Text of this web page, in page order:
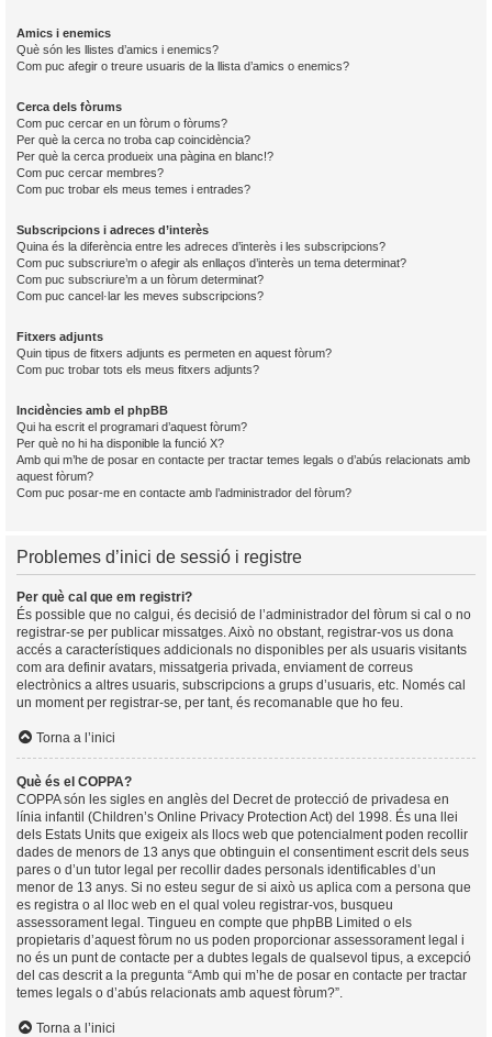
Amics i enemics
Què són les llistes d’amics i enemics?
Com puc afegir o treure usuaris de la llista d’amics o enemics?
Cerca dels fòrums
Com puc cercar en un fòrum o fòrums?
Per què la cerca no troba cap coincidència?
Per què la cerca produeix una pàgina en blanc!?
Com puc cercar membres?
Com puc trobar els meus temes i entrades?
Subscripcions i adreces d’interès
Quina és la diferència entre les adreces d’interès i les subscripcions?
Com puc subscriure’m o afegir als enllaços d’interès un tema determinat?
Com puc subscriure’m a un fòrum determinat?
Com puc cancel·lar les meves subscripcions?
Fitxers adjunts
Quin tipus de fitxers adjunts es permeten en aquest fòrum?
Com puc trobar tots els meus fitxers adjunts?
Incidències amb el phpBB
Qui ha escrit el programari d’aquest fòrum?
Per què no hi ha disponible la funció X?
Amb qui m’he de posar en contacte per tractar temes legals o d’abús relacionats amb
aquest fòrum?
Com puc posar-me en contacte amb l’administrador del fòrum?
Problemes d’inici de sessió i registre
Per què cal que em registri?
És possible que no calgui, és decisió de l’administrador del fòrum si cal o no
registrar-se per publicar missatges. Això no obstant, registrar-vos us dona
accés a característiques addicionals no disponibles per als usuaris visitants
com ara definir avatars, missatgeria privada, enviament de correus
electrònics a altres usuaris, subscripcions a grups d’usuaris, etc. Només cal
un moment per registrar-se, per tant, és recomanable que ho feu.
Torna a l’inici
Què és el COPPA?
COPPA són les sigles en anglès del Decret de protecció de privadesa en
línia infantil (Children’s Online Privacy Protection Act) del 1998. És una llei
dels Estats Units que exigeix als llocs web que potencialment poden recollir
dades de menors de 13 anys que obtinguin el consentiment escrit dels seus
pares o d’un tutor legal per recollir dades personals identificables d’un
menor de 13 anys. Si no esteu segur de si això us aplica com a persona que
es registra o al lloc web en el qual voleu registrar-vos, busqueu
assessorament legal. Tingueu en compte que phpBB Limited o els
propietaris d’aquest fòrum no us poden proporcionar assessorament legal i
no és un punt de contacte per a dubtes legals de qualsevol tipus, a excepció
del cas descrit a la pregunta “Amb qui m’he de posar en contacte per tractar
temes legals o d’abús relacionats amb aquest fòrum?”.
Torna a l’inici